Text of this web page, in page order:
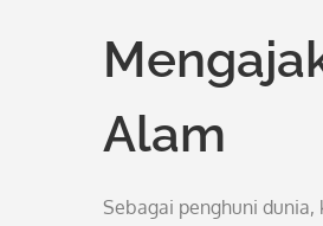
Alam
Sebagai penghuni